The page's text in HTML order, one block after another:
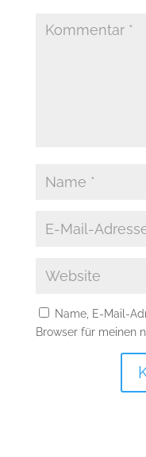
Name, E-Mail-
Browser für meinen